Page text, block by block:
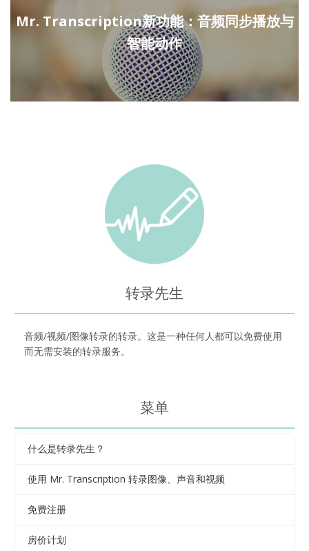
Mr. Transcription新功能：音频同步播放与
智能动作
转录先生
音频/视频/图像转录的转录。这是一种任何人都可以免费使用
而无需安装的转录服务。
菜单
什么是转录先生？
使用 Mr. Transcription 转录图像、声音和视频
免费注册
房价计划